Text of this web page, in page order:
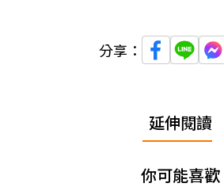
分享：
延伸閱讀
你可能喜歡